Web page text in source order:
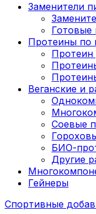
Заменители
Готовые
Протеины по
Протеин
Веганские и
Соевые
БИО-
Другие
Гейнеры
Спортивные